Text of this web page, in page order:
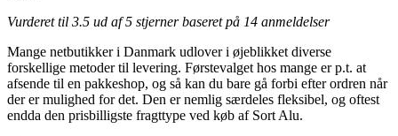
Vurderet til 3.5 ud af 5 stjerner baseret på 14 anmeldelser
Mange netbutikker i Danmark udlover i øjeblikket diverse
forskellige metoder til levering. Førstevalget hos mange er p.t. at
afsende til en pakkeshop, og så kan du bare gå forbi efter ordren når
der er mulighed for det. Den er nemlig særdeles fleksibel, og oftest
endda den prisbilligste fragttype ved køb af Sort Alu.